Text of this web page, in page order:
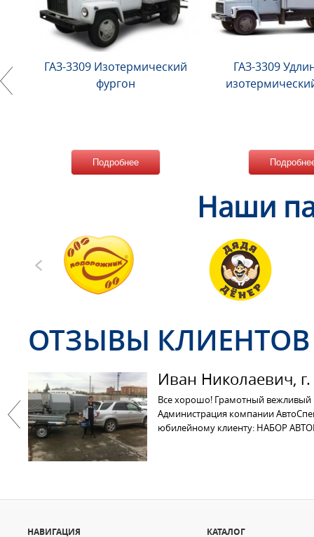
ГАЗ-3309 Изотермический
фургон
Подробнее
ГАЗ-3309
Наши
ОТЗЫВЫ КЛИЕНТОВ
Иван Николаевич,
Все хорошо! Грамотный вежливый
Администрация компании
юбилейному клиенту: НАБОР
Previous
НАВИГАЦИЯ КАТАЛОГ